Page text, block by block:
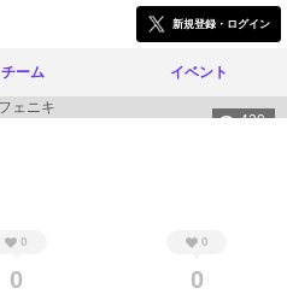
新規登録・ログイン
チーム イベント
420
0
0
0
0